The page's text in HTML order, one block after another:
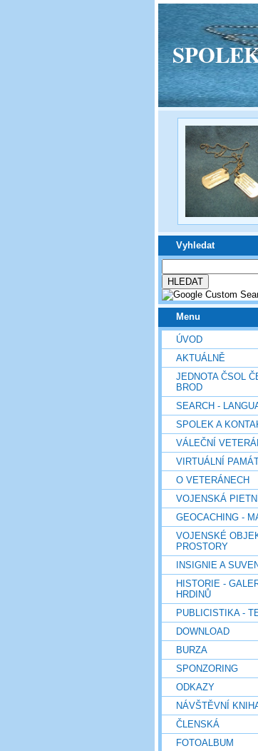
Vyhledat
Menu
ÚVOD
AKTUÁLNĚ
JEDNOTA ČSOL
BROD
SEARCH -
SPOLEK A
VÁLEČNÍ
VIRTUÁLNÍ
O VETERÁNECH
VOJENSKÁ
GEOCACHING -
VOJENSKÉ
PROSTORY
INSIGNIE A
HISTORIE -
HRDINŮ
PUBLICISTIKA -
DOWNLOAD
BURZA
SPONZORING
ODKAZY
NÁVŠTĚVNÍ
ČLENSKÁ
FOTOALBUM